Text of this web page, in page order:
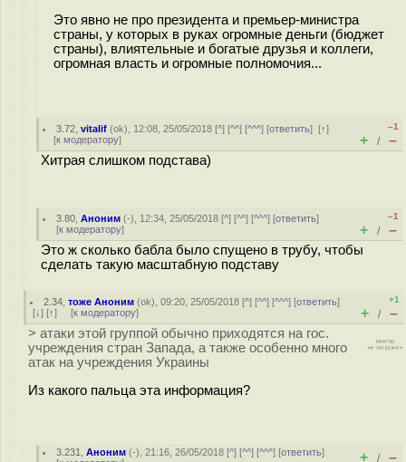
Это явно не про президента и премьер-министра
страны, у которых в руках огромные деньги (бюджет
страны), влиятельные и богатые друзья и коллеги,
огромная власть и огромные полномочия...
3.72 ,vitalif (ok), 12:08, 25/05/2018 [^] [^^] [^^^] [ответить][↑]
[к модератору]
–1
+ / –
Хитрая слишком подстава)
3.80 ,Аноним (-), 12:34, 25/05/2018 [^] [^^] [^^^] [ответить]
[к модератору]
–1
+ / –
Это ж сколько бабла было спущено в трубу, чтобы
сделать такую масштабную подставу
2.34 ,тоже Аноним (ok), 09:20, 25/05/2018 [^] [^^] [^^^] [ответить]
[↓] [↑] [к модератору]
+1
+ / –
> атаки этой группой обычно приходятся на гос.
учреждения стран Запада, а также особенно много
атак на учреждения Украины
Из какого пальца эта информация?
3.231 ,Аноним (-), 21:16, 26/05/2018 [^] [^^] [^^^] [ответить]
+ / –